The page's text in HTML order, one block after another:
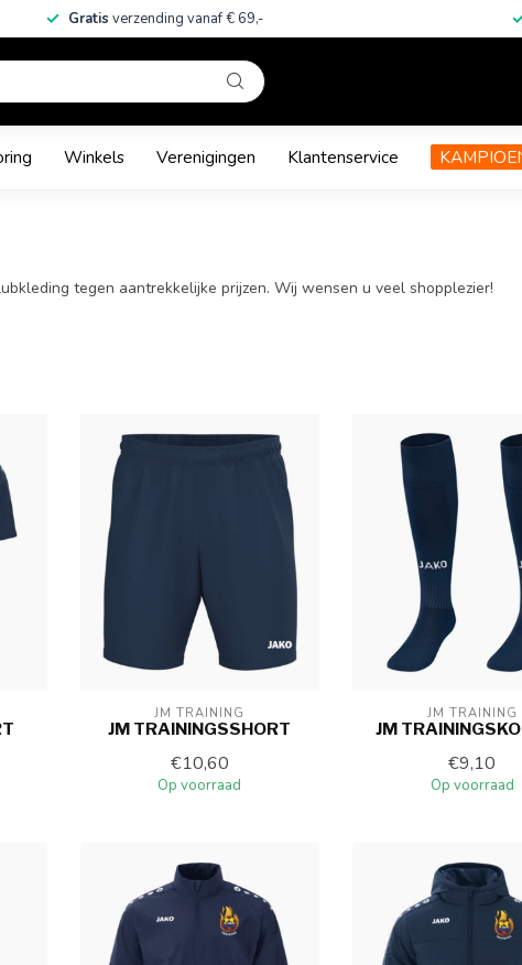
Gratis verzending vanaf € 69,-
Winkels Verenigingen Klantenservice
tegen aantrekkelijke prijzen. Wij wensen u veel shopplezier!
JM TRAINING
JM TRAININGSSHORT
€10,60
Op voorraad
JM TRAINING
JM
€9,10
Op voorraad